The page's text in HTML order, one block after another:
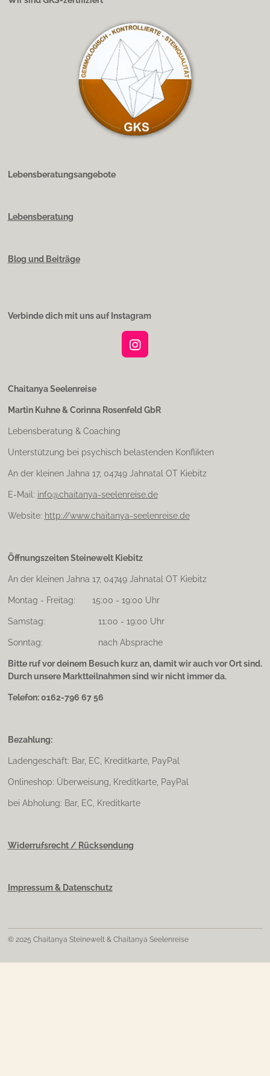
Lebensberatungsangebote
Lebensberatung
Blog und Beiträge
Verbinde dich mit uns auf Instagram
I
g
m
Chaitanya Seelenreise
Martin Kuhne & Corinna Rosenfeld GbR
Lebensberatung & Coaching
Unterstützung bei psychisch belastenden Konflikten
An der kleinen Jahna 17, 04749 Jahnatal OT Kiebitz
E-Mail: info@chaitanya-seelenreise.de
Website: http://www.chaitanya-seelenreise.de
Öffnungszeiten Steinewelt Kiebitz
An der kleinen Jahna 17, 04749 Jahnatal OT Kiebitz
Montag - Freitag: 15:00 - 19:00 Uhr
Samstag: 11:00 - 19:00 Uhr
Sonntag: nach Absprache
Bitte ruf vor deinem Besuch kurz an, damit wir auch vor Ort sind.
Durch unsere Marktteilnahmen sind wir nicht immer da.
Telefon: 0162-796 67 56
Bezahlung:
Ladengeschäft: Bar, EC, Kreditkarte, PayPal
Onlineshop: Überweisung, Kreditkarte, PayPal
bei Abholung: Bar, EC, Kreditkarte
Widerrufsrecht / Rücksendung
Impressum & Datenschutz
© 2025 Chaitanya Steinewelt & Chaitanya Seelenreise